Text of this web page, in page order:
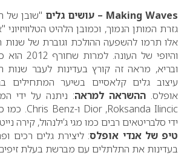
Making Waves – עושים גלים "שובן של
גזרת המותן הנמוך, וכמובן הלהיט
והיופי של
עיצוב גלים קלאסיים בשיער המתחילים
אופלס. ההשראה למראה: ניתנה על ידי
Roksanda Ilincic
,
Dior ו-Chris Benz. כמו
ידי סלבריטאים רבים כמו מגי ג’ילנהול, קירה
טיפ של אנדי אופלס: ליצירת גלים רכים
בעדינות את התלתלים עם מברשת בעלת